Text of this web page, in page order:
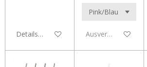
Details anzeigen Ausverkauft